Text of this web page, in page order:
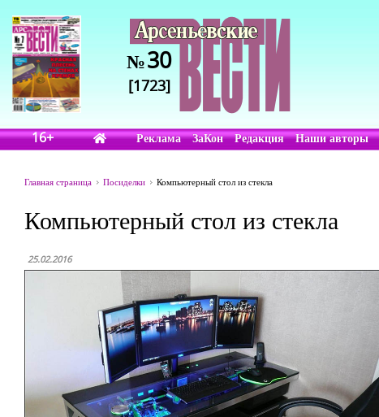
№30
[1723]
16+ Реклама ЗаКон Редакция Наши авторы
Главная страница Посиделки Компьютерный стол из стекла
Компьютерный стол из стекла
25.02.2016